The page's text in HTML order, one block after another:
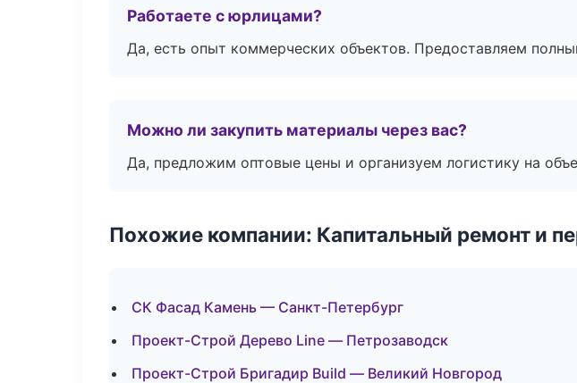
Работаете с юрлицами?
Да, есть опыт коммерческих объектов. Предоставляем
Можно ли закупить материалы через вас?
Да, предложим оптовые цены и организуем логистику на
Похожие компании: Капитальный ремонт и
СК Фасад Камень — Санкт-Петербург
Проект-Строй Дерево Line — Петрозаводск
Проект-Строй Бригадир Build — Великий Новгород